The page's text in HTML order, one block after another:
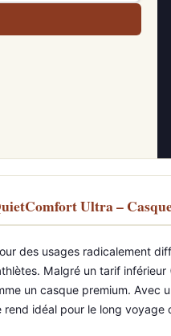
Ultra –
des usages radicalement
Malgré un tarif
un casque premium.
idéal pour le long